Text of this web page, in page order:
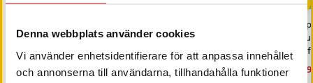
Denna webbplats använder cookies
Vi använder enhetsidentifierare för att anpassa innehållet
och annonserna till användarna, tillhandahålla funktioner
Smart Tag 2 - Vit
Nuvarande pris:
179 kr Tidigare pris:399 kr
179 kr 399 kr
cm / portabel minigrill /
kolgrill med bärhandtag /
camping- och picknickgrill
Nuvarande pris:
149 krTidigare pris: 339 kr
149 kr 339 kr